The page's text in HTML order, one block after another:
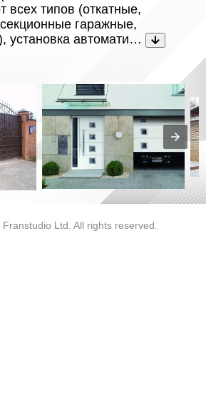
всех типов (откатные,
гаражные,
установка автомати…
Ltd. All rights reserved.